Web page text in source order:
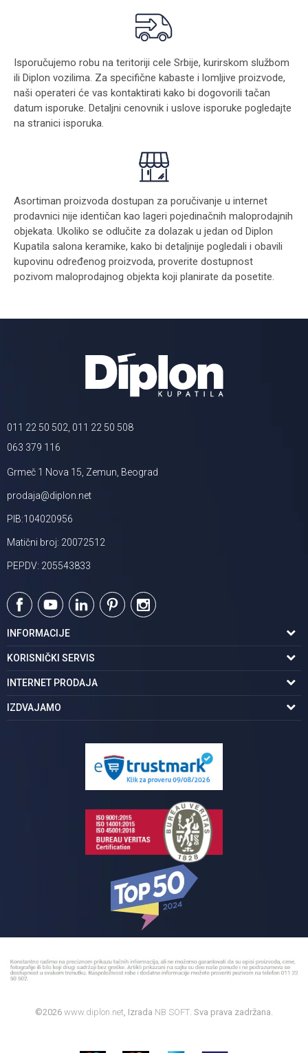
Isporučujemo robu na teritoriji cele Srbije, kurirskom službom
ili Diplon vozilima. Za specifične kabaste i lomljive proizvode,
naši operateri će vas kontaktirati kako bi dogovorili tačan
datum isporuke. Detaljni cenovnik i uslove isporuke pogledajte
na stranici isporuka.
Asortiman proizvoda dostupan za poručivanje u internet
prodavnici nije identičan kao lageri pojedinačnih maloprodajnih
objekata. Ukoliko se odlučite za dolazak u jedan od Diplon
Kupatila salona keramike, kako bi detaljnije pogledali i obavili
kupovinu određenog proizvoda, proverite dostupnost
pozivom maloprodajnog objekta koji planirate da posetite.
011 22 50 502, 011 22 50 508
063 379 116
Grmeč 1 Nova 15, Zemun, Beograd
prodaja@diplon.net
PIB:104020956
Matični broj: 20072512
PEPDV: 205543833
INFORMACIJE
O nama
Podaci o trgovcu
Karijera | postani deo tima
KORISNIČKI SERVIS
Uslovi korišćenja
Politika privatnosti
INTERNET PRODAJA
Kako kupiti
IZDVAJAMO
Pločice za kupatilo
©2026 www.diplon.net , Izrada NB SOFT . Sva prava zadržana.